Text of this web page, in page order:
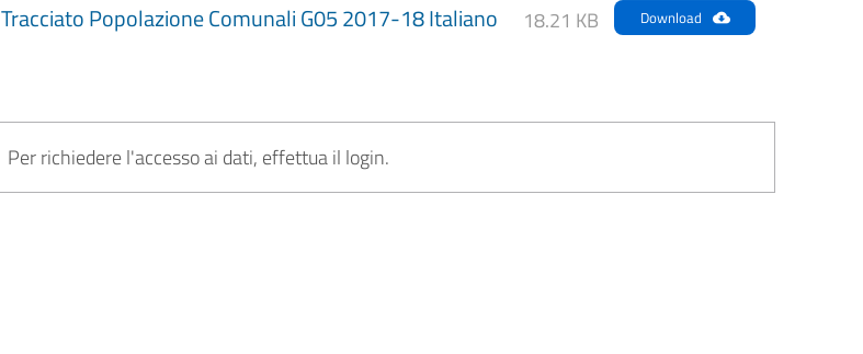
Tracciato Popolazione Comunali G05 2017-18 Italiano 18.21 KB Download
Per richiedere l'accesso ai dati, effettua il login.